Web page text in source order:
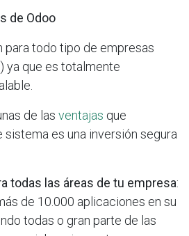
de Odoo
para todo tipo de empresas
ya que es totalmente
de las ventajas que
es una inversión segura
todas las áreas de tu empresa:
de 10.000 aplicaciones en su
todas o gran parte de las